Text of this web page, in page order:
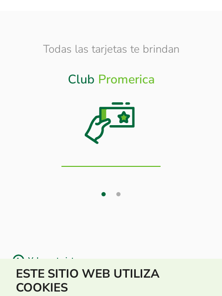
Todas las tarjetas te brindan
Club Promerica
OtrosBeneficios
Volver a tarjetas
ESTE SITIO WEB UTILIZA
COOKIES